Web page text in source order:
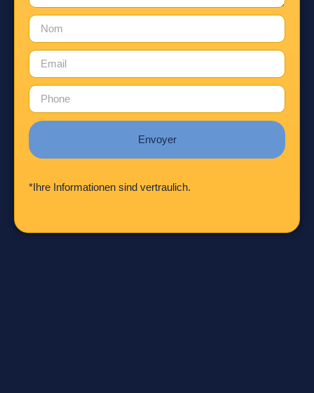
Envoyer
*Ihre Informationen sind vertraulich.